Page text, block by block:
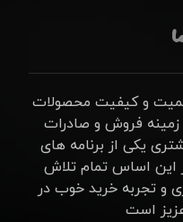
و کیفیت محصولات
زمینه فروش و صادرات
یکی از برنامه های
این اساس تمام تلاش
و تجربه خرید خوب در
است